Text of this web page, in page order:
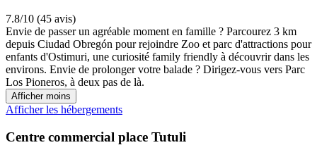
7.8/10 (45 avis)
Envie de passer un agréable moment en famille ? Parcourez 3 km
depuis Ciudad Obregón pour rejoindre Zoo et parc d'attractions pour
enfants d'Ostimuri, une curiosité family friendly à découvrir dans les
environs. Envie de prolonger votre balade ? Dirigez-vous vers Parc
Los Pioneros, à deux pas de là.
Afficher moins
Afficher les hébergements
Centre commercial place Tutuli